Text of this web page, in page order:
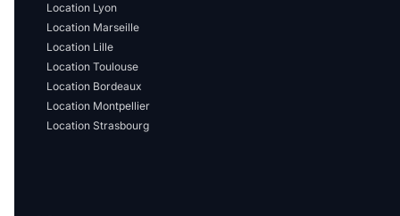
Location Lyon
Location Marseille
Location Lille
Location Toulouse
Location Bordeaux
Location Montpellier
Location Strasbourg